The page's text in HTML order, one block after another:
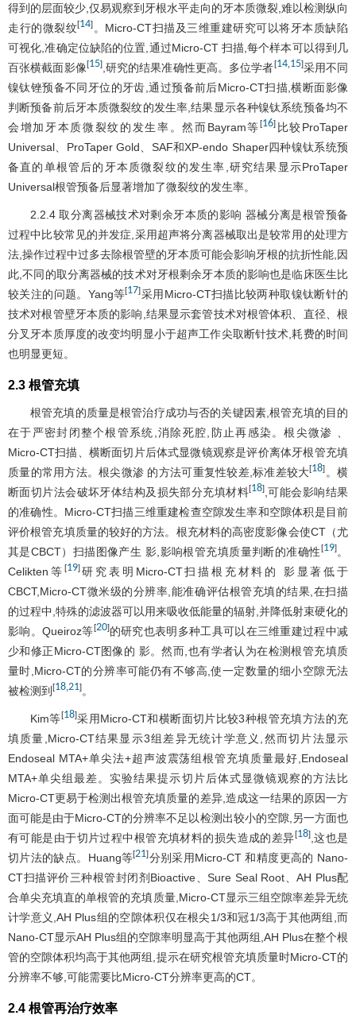
得到的层面较少,仅易观察到牙根水平走向的牙本质微裂,难以检测纵向
走行的微裂纹[14] 。Micro-CT扫描及三维重建研究可以将牙本质缺陷
可视化,准确定位缺陷的位置,通过Micro-CT 扫描,每个样本可以得到几
百张横截面影像[15],研究的结果准确性更高。多位学者[14,15]采用不同
镍钛锉预备不同牙位的牙齿,通过预备前后Micro-CT扫描,横断面影像
判断预备前后牙本质微裂纹的发生率,结果显示各种镍钛系统预备均不
会增加牙本质微裂纹的发生率。然而Bayram等 [16] 比较ProTaper
Universal、ProTaper Gold、SAF和XP-endo Shaper四种镍钛系统预
备直的单根管后的牙本质微裂纹的发生率,研究结果显示ProTaper
Universal根管预备后显著增加了微裂纹的发生率。
2.2.4 取分离器械技术对剩余牙本质的影响 器械分离是根管预备
过程中比较常见的并发症,采用超声将分离器械取出是较常用的处理方
法,操作过程中过多去除根管壁的牙本质可能会影响牙根的抗折性能,因
此,不同的取分离器械的技术对牙根剩余牙本质的影响也是临床医生比
较关注的问题。Yang等[17]采用Micro-CT扫描比较两种取镍钛断针的
技术对根管壁牙本质的影响,结果显示套管技术对根管体积、直径、根
分叉牙本质厚度的改变均明显小于超声工作尖取断针技术,耗费的时间
也明显更短。
2.3 根管充填
根管充填的质量是根管治疗成功与否的关键因素,根管充填的目的
在于严密封闭整个根管系统,消除死腔,防止再感染。根尖微渗 、
Micro-CT扫描、横断面切片后体式显微镜观察是评价离体牙根管充填
质量的常用方法。根尖微渗 的方法可重复性较差,标准差较大[18] 。横
断面切片法会破坏牙体结构及损失部分充填材料[18] ,可能会影响结果
的准确性。Micro-CT扫描三维重建检查空隙发生率和空隙体积是目前
评价根管充填质量的较好的方法。根充材料的高密度影像会使CT（尤
其是CBCT）扫描图像产生 影,影响根管充填质量判断的准确性 [19]。
Celikten等 [19]研究表明Micro-CT扫描根充材料的 影显著低于
CBCT,Micro-CT微米级的分辨率,能准确评估根管充填的结果,在扫描
的过程中,特殊的滤波器可以用来吸收低能量的辐射,并降低射束硬化的
影响。Queiroz等[20]的研究也表明多种工具可以在三维重建过程中减
少和修正Micro-CT图像的 影。然而,也有学者认为在检测根管充填质
量时,Micro-CT的分辨率可能仍有不够高,使一定数量的细小空隙无法
被检测到 [18,21] 。
Kim等[18]采用Micro-CT和横断面切片比较3种根管充填方法的充
填质量,Micro-CT结果显示3组差异无统计学意义,然而切片法显示
Endoseal MTA+单尖法+超声波震荡组根管充填质量最好,Endoseal
MTA+单尖组最差。实验结果提示切片后体式显微镜观察的方法比
Micro-CT更易于检测出根管充填质量的差异,造成这一结果的原因一方
面可能是由于Micro-CT的分辨率不足以检测出较小的空隙,另一方面也
有可能是由于切片过程中根管充填材料的损失造成的差异[18],这也是
切片法的缺点。Huang等[21]分别采用Micro-CT 和精度更高的 Nano-
CT扫描评价三种根管封闭剂Bioactive、Sure Seal Root、AH Plus配
合单尖充填直的单根管的充填质量,Micro-CT显示三组空隙率差异无统
计学意义,AH Plus组的空隙体积仅在根尖1/3和冠1/3高于其他两组,而
Nano-CT显示AH Plus组的空隙率明显高于其他两组,AH Plus在整个根
管的空隙体积均高于其他两组,提示在研究根管充填质量时Micro-CT的
分辨率不够,可能需要比Micro-CT分辨率更高的CT。
2.4 根管再治疗效率